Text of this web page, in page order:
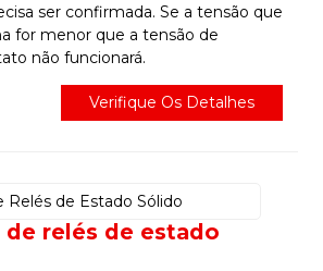
ser confirmada. Se a tensão que
for menor que a tensão de
não funcionará.
Verifique Os Detalhes
relés de estado